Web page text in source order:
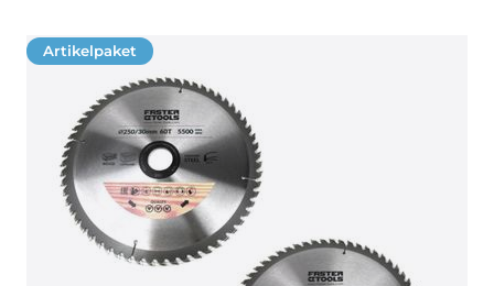
Artikelpaket